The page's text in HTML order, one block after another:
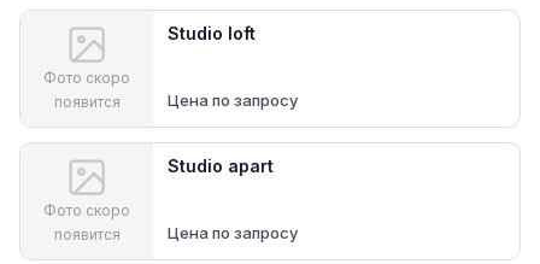
Фото скоро
появится
Studio loft
Цена по запросу
Фото скоро
появится
Studio apart
Цена по запросу